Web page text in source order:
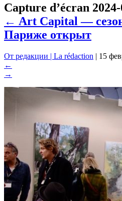
Capture d’écran
← Art Capital —
Париже открыт
От редакции | La rédaction | 15
←
→